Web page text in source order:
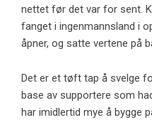
nettet før det var for sent.
fanget i ingenmannsland i
åpner, og satte vertene på
Det er et tøft tap å svelge
base av supportere som
har imidlertid mye å bygge